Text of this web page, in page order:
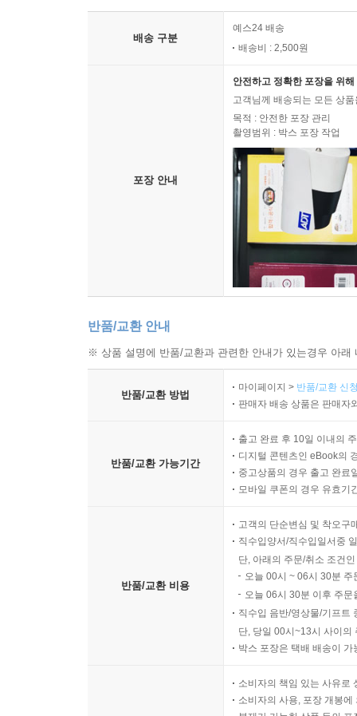
배송 구분
예스24 배송
배송비 : 2,500원
포장 안내
안전하고 정확한 포장을 위
고객님께 배송되는 모든 상
목적 : 안전한 포장 관리
촬영범위 : 박스 포장 작업
반품/교환 안내
※ 상품 설명에 반품/교환과 관련한 안내가 있는경우 아
반품/교환 방법
마이페이지 > 반품/교환 신
판매자 배송 상품은 판매자
반품/교환 가능기간
출고 완료 후 10일 이내의
디지털 콘텐츠인 eBook의
중고상품의 경우 출고 완료
모바일 쿠폰의 경우 유효기
반품/교환 비용
고객의 단순변심 및 착오구
직수입양서/직수입일서중
단, 아래의 주문/취소 조건
오늘 00시 ~ 06시 30분
오늘 06시 30분 이후 주
직수입 음반/영상물/기프트
단, 당일 00시~13시 사이의
박스 포장은 택배 배송이
소비자의 책임 있는 사유로
소비자의 사용, 포장 개봉